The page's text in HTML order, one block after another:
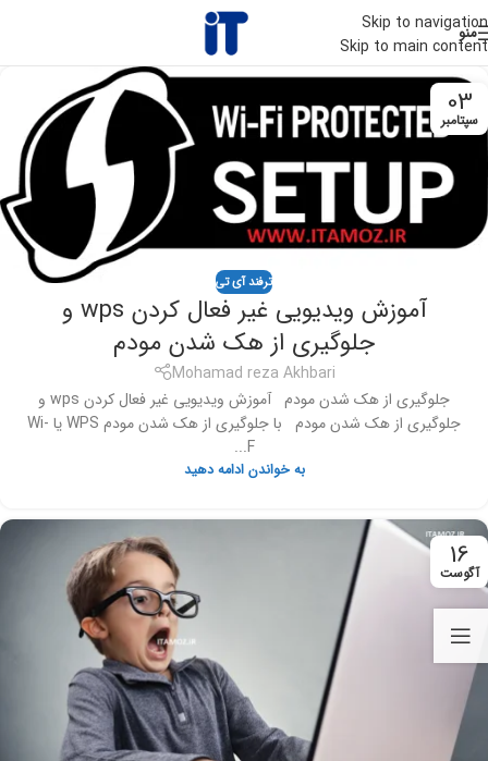
Skip to navigation
Skip to main content
منو
03
سپتامبر
ترفند آی تی
آموزش ویدیویی غیر فعال کردن wps و
جلوگیری از هک شدن مودم
Mohamad reza Akhbari
جلوگیری از هک شدن مودم آموزش ویدیویی غیر فعال کردن wps و
جلوگیری از هک شدن مودم با جلوگیری از هک شدن مودم WPS یا Wi-
F...
به خواندن ادامه دهید
16
آگوست